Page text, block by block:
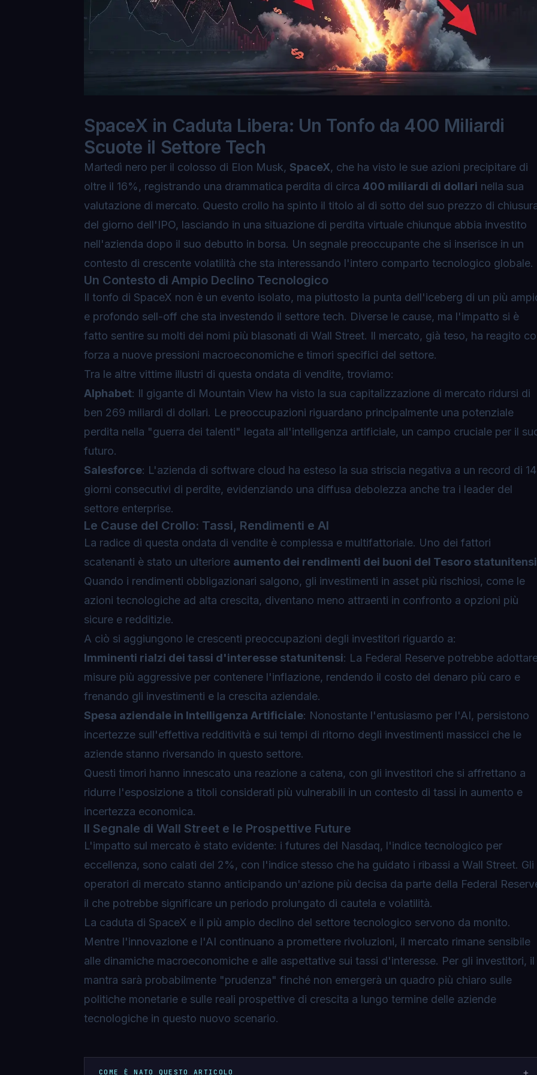
SpaceX in Caduta Libera: Un Tonfo da 400 Miliardi
Scuote il Settore Tech
Martedì nero per il colosso di Elon Musk, SpaceX, che ha visto le sue azioni precipitare di
oltre il 16%, registrando una drammatica perdita di circa 400 miliardi di dollari nella sua
valutazione di mercato. Questo crollo ha spinto il titolo al di sotto del suo prezzo di
del giorno dell'IPO, lasciando in una situazione di perdita virtuale chiunque abbia investito
nell'azienda dopo il suo debutto in borsa. Un segnale preoccupante che si inserisce in un
contesto di crescente volatilità che sta interessando l'intero comparto tecnologico globale.
Un Contesto di Ampio Declino Tecnologico
Il tonfo di SpaceX non è un evento isolato, ma piuttosto la punta dell'iceberg di un più
e profondo sell-off che sta investendo il settore tech. Diverse le cause, ma l'impatto si è
fatto sentire su molti dei nomi più blasonati di Wall Street. Il mercato, già teso, ha reagito
forza a nuove pressioni macroeconomiche e timori specifici del settore.
Tra le altre vittime illustri di questa ondata di vendite, troviamo:
Alphabet: Il gigante di Mountain View ha visto la sua capitalizzazione di mercato ridursi di
ben 269 miliardi di dollari. Le preoccupazioni riguardano principalmente una potenziale
perdita nella "guerra dei talenti" legata all'intelligenza artificiale, un campo cruciale per il
futuro.
Salesforce: L'azienda di software cloud ha esteso la sua striscia negativa a un record di 14
giorni consecutivi di perdite, evidenziando una diffusa debolezza anche tra i leader del
settore enterprise.
Le Cause del Crollo: Tassi, Rendimenti e AI
La radice di questa ondata di vendite è complessa e multifattoriale. Uno dei fattori
scatenanti è stato un ulteriore aumento dei rendimenti dei buoni del Tesoro statunitensi
Quando i rendimenti obbligazionari salgono, gli investimenti in asset più rischiosi, come le
azioni tecnologiche ad alta crescita, diventano meno attraenti in confronto a opzioni più
sicure e redditizie.
A ciò si aggiungono le crescenti preoccupazioni degli investitori riguardo a:
Imminenti rialzi dei tassi d'interesse statunitensi: La Federal Reserve potrebbe
misure più aggressive per contenere l'inflazione, rendendo il costo del denaro più caro e
frenando gli investimenti e la crescita aziendale.
Spesa aziendale in Intelligenza Artificiale: Nonostante l'entusiasmo per l'AI, persistono
incertezze sull'effettiva redditività e sui tempi di ritorno degli investimenti massicci che le
aziende stanno riversando in questo settore.
Questi timori hanno innescato una reazione a catena, con gli investitori che si affrettano a
ridurre l'esposizione a titoli considerati più vulnerabili in un contesto di tassi in aumento e
incertezza economica.
Il Segnale di Wall Street e le Prospettive Future
L'impatto sul mercato è stato evidente: i futures del Nasdaq, l'indice tecnologico per
eccellenza, sono calati del 2%, con l'indice stesso che ha guidato i ribassi a Wall Street. Gli
operatori di mercato stanno anticipando un'azione più decisa da parte della Federal
il che potrebbe significare un periodo prolungato di cautela e volatilità.
La caduta di SpaceX e il più ampio declino del settore tecnologico servono da monito.
Mentre l'innovazione e l'AI continuano a promettere rivoluzioni, il mercato rimane sensibile
alle dinamiche macroeconomiche e alle aspettative sui tassi d'interesse. Per gli investitori, il
mantra sarà probabilmente "prudenza" finché non emergerà un quadro più chiaro sulle
politiche monetarie e sulle reali prospettive di crescita a lungo termine delle aziende
tecnologiche in questo nuovo scenario.
COME È NATO QUESTO ARTICOLO +